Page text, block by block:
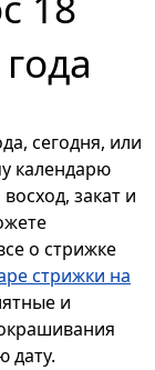
сегодня, или
календарю
закат и
о стрижке
стрижки на
и
дату.